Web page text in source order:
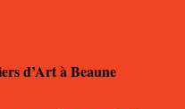
d’Art à Beaune